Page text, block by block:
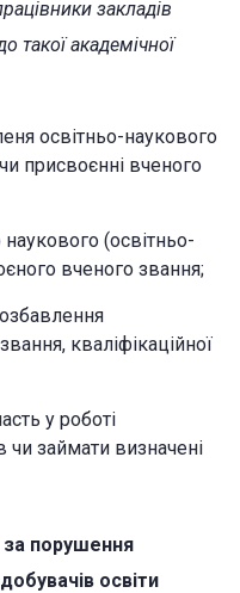
закладів
такої академічної
освітньо-наукового
присвоєнні вченого
(освітньо-
вченого звання;
кваліфікаційної
у роботі
чи займати визначені
за порушення
освіти